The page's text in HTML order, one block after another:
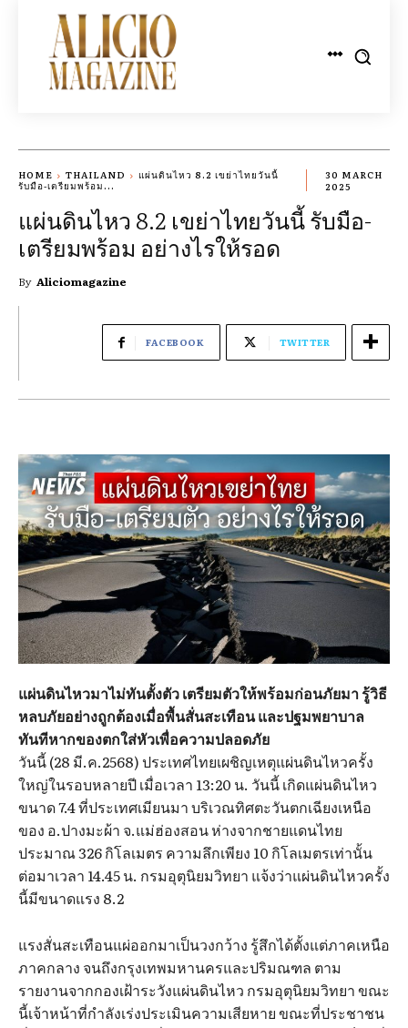
HOME THAILAND
แผ่นดินไหว 8.2 เขย่าไทยวันนี้
รับมือ-เตรียมพร้อม...
30 MARCH
2025
แผ่นดินไหว 8.2 เขย่าไทยวันนี้ รับมือ-
เตรียมพร้อม อย่างไรให้รอด
By Aliciomagazine
FACEBOOK TWITTER
แผ่นดินไหวมาไม่ทันตั้งตัว เตรียมตัวให้พร้อมก่อนภัยมา รู้วิธี
หลบภัยอย่างถูกต้องเมื่อพื้นสั่นสะเทือน และปฐมพยาบาล
ทันทีหากของตกใส่หัวเพื่อความปลอดภัย
วันนี้ (28 มี.ค.2568) ประเทศไทยเผชิญเหตุแผ่นดินไหวครั้ง
ใหญ่ในรอบหลายปี เมื่อเวลา 13:20 น. วันนี้ เกิดแผ่นดินไหว
ขนาด 7.4 ที่ประเทศเมียนมา บริเวณทิศตะวันตกเฉียงเหนือ
ของ อ.ปางมะผ้า จ.แม่ฮ่องสอน ห่างจากชายแดนไทย
ประมาณ 326 กิโลเมตร ความลึกเพียง 10 กิโลเมตรเท่านั้น
ต่อมาเวลา 14.45 น. กรมอุตุนิยมวิทยา แจ้งว่าแผ่นดินไหวครั้ง
นี้มีขนาดแรง 8.2
แรงสั่นสะเทือนแผ่ออกมาเป็นวงกว้าง รู้สึกได้ตั้งแต่ภาคเหนือ
ภาคกลาง จนถึงกรุงเทพมหานครและปริมณฑล ตาม
รายงานจากกองเฝ้าระวังแผ่นดินไหว กรมอุตุนิยมวิทยา ขณะ
นี้เจ้าหน้าที่กำลังเร่งประเมินความเสียหาย ขณะที่ประชาชน